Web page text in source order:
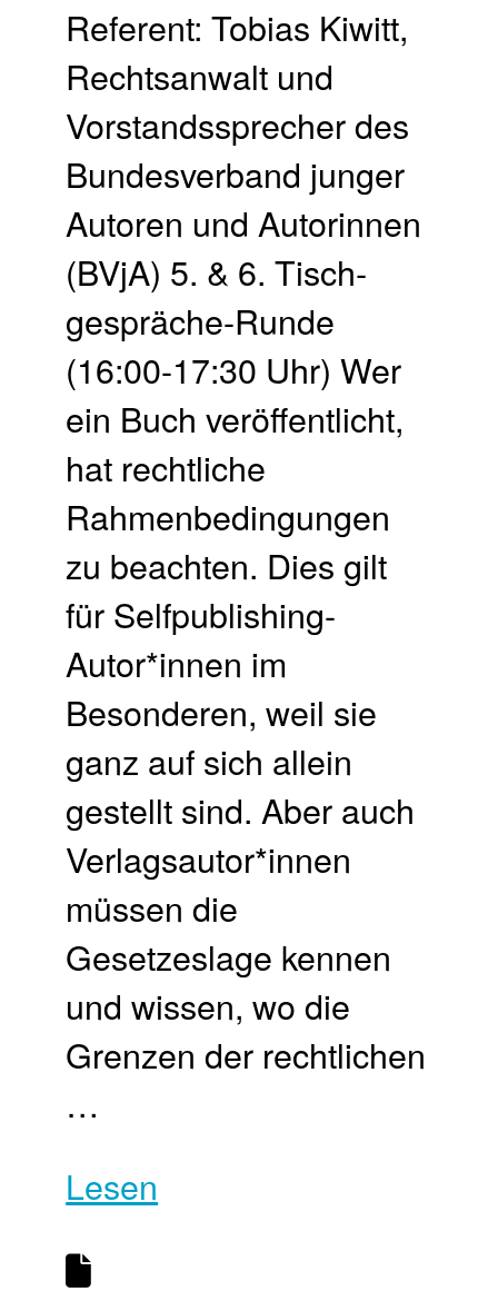
Referent: Tobias Kiwitt,
Rechtsanwalt und
Vorstandssprecher des
Bundesverband junger
Autoren und Autorinnen
(BVjA) 5. & 6. Tisch­
gespräche-Runde
(16:00-17:30 Uhr) Wer
ein Buch veröffentlicht,
hat rechtliche
Rahmenbedingungen
zu beachten. Dies gilt
für Selfpublishing-
Autor*innen im
Besonderen, weil sie
ganz auf sich allein
gestellt sind. Aber auch
Verlagsautor*innen
müssen die
Gesetzeslage kennen
und wissen, wo die
Grenzen der rechtlichen
…
Lesen